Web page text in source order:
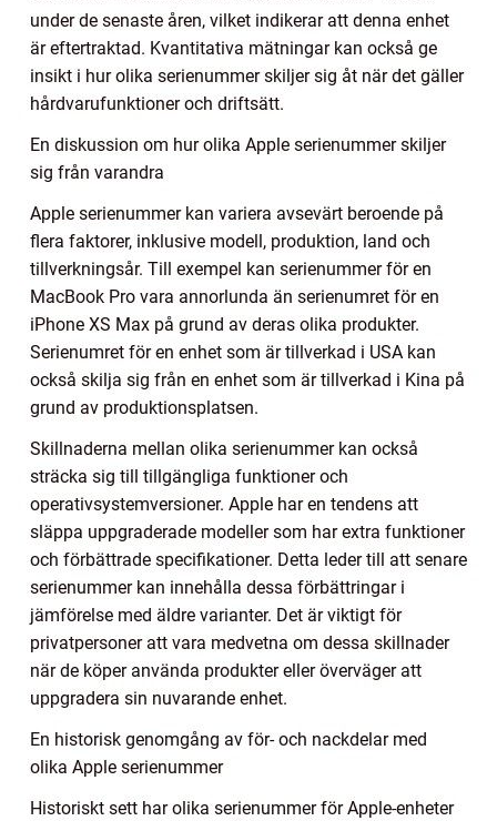
under de senaste åren, vilket indikerar att denna enhet
är eftertraktad. Kvantitativa mätningar kan också ge
insikt i hur olika serienummer skiljer sig åt när det gäller
hårdvarufunktioner och driftsätt.
En diskussion om hur olika Apple serienummer skiljer
sig från varandra
Apple serienummer kan variera avsevärt beroende på
flera faktorer, inklusive modell, produktion, land och
tillverkningsår. Till exempel kan serienummer för en
MacBook Pro vara annorlunda än serienumret för en
iPhone XS Max på grund av deras olika produkter.
Serienumret för en enhet som är tillverkad i USA kan
också skilja sig från en enhet som är tillverkad i Kina på
grund av produktionsplatsen.
Skillnaderna mellan olika serienummer kan också
sträcka sig till tillgängliga funktioner och
operativsystemversioner. Apple har en tendens att
släppa uppgraderade modeller som har extra funktioner
och förbättrade specifikationer. Detta leder till att senare
serienummer kan innehålla dessa förbättringar i
jämförelse med äldre varianter. Det är viktigt för
privatpersoner att vara medvetna om dessa skillnader
när de köper använda produkter eller överväger att
uppgradera sin nuvarande enhet.
En historisk genomgång av för- och nackdelar med
olika Apple serienummer
Historiskt sett har olika serienummer för Apple-enheter